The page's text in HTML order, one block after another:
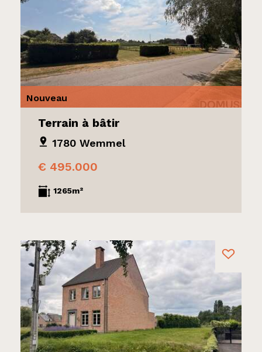
Nouveau
Terrain à bâtir
1780 Wemmel
€ 495.000
1265m²